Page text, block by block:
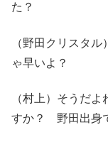
た？
（野田クリスタ
ゃ早いよ？
（村上）そうだ
すか？ 野田出身